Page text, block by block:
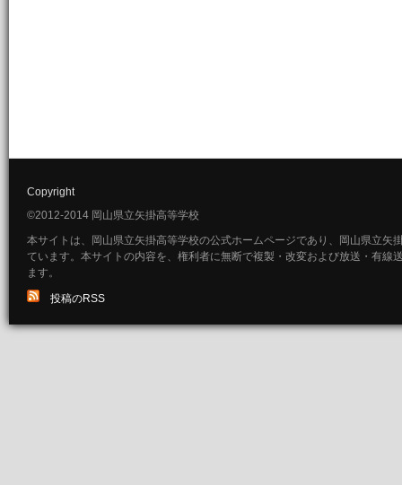
Copyright
©2012-2014 岡山県立矢掛高等学校
本サイトは、岡山県立矢掛高等学校の公式ホームページであり、岡山県立矢
ています。本サイトの内容を、権利者に無断で複製・改変および放送・有線
ます。
投稿のRSS